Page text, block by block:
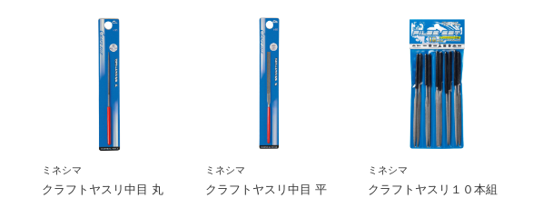
ミネシマ
クラフトヤスリ中目 丸
ミネシマ
クラフトヤスリ中目 平
ミネシマ
クラフトヤスリ１０本組